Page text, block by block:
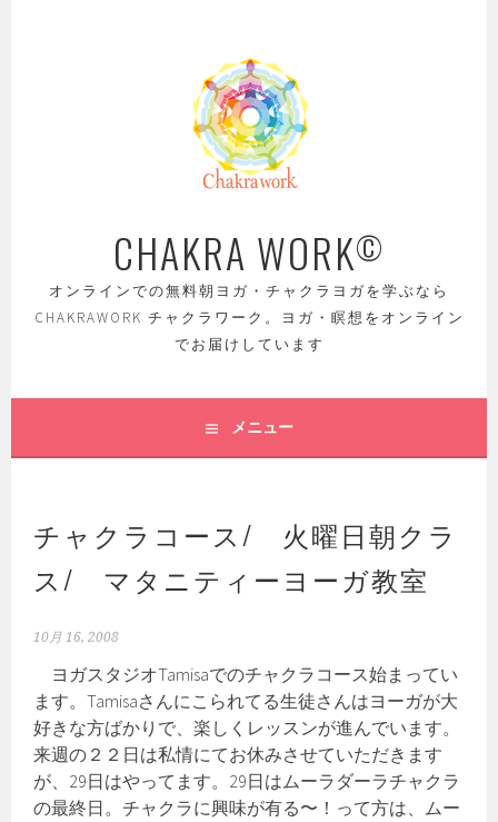
CHAKRA WORK©
オンラインでの無料朝ヨガ・チャクラヨガを学ぶなら
CHAKRAWORK チャクラワーク。ヨガ・瞑想をオンライン
でお届けしています
メニュー
チャクラコース/ 火曜日朝クラ
ス/ マタニティーヨーガ教室
10月 16, 2008
ヨガスタジオTamisaでのチャクラコース始まってい
ます。Tamisaさんにこられてる生徒さんはヨーガが大
好きな方ばかりで、楽しくレッスンが進んでいます。
来週の２２日は私情にてお休みさせていただきます
が、29日はやってます。29日はムーラダーラチャクラ
の最終日。チャクラに興味が有る〜！って方は、ムー